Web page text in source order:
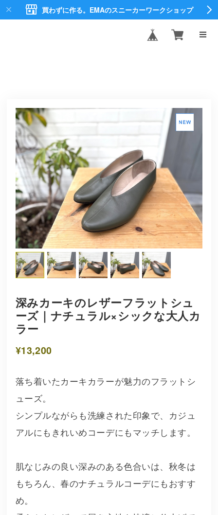
買わずに作る。EMAのスニーカーワークショップ
深みカーキのレザーフラットシュ
ーズ｜ナチュラル×シックな大人カ
ラー
¥13,200
落ち着いたカーキカラーが魅力のフラットシ
ューズ。
シンプルながらも洗練された印象で、カジュ
アルにもきれいめコーデにもマッチします。
肌なじみの良い深みのある色合いは、秋冬は
もちろん、春のナチュラルコーデにもおすす
め。